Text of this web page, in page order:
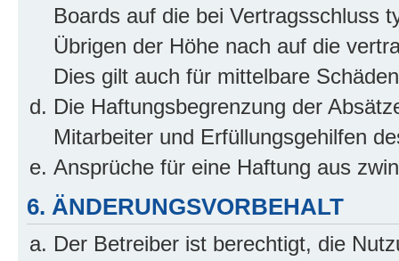
Boards auf die bei Vertragsschluss
Übrigen der Höhe nach auf die
Dies gilt auch für mittelbare
Die Haftungsbegrenzung der
Mitarbeiter und Erfüllungsgehilfen
Ansprüche für eine Haftung aus
6. ÄNDERUNGSVORBEHALT
Der Betreiber ist berechtigt, die